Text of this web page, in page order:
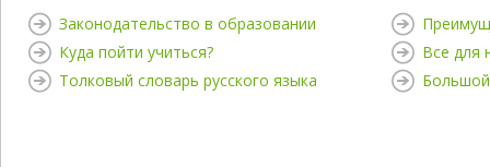
Законодательство в образовании
Куда пойти учиться?
Толковый словарь русского языка
Все для
Большой